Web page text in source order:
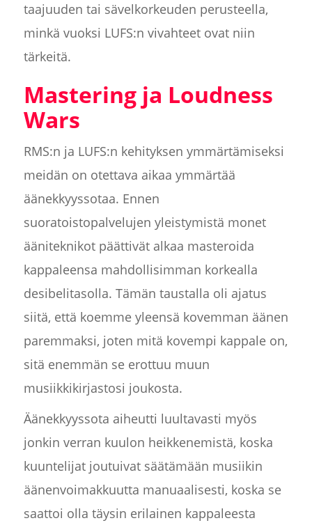
taajuuden tai sävelkorkeuden perusteella,
minkä vuoksi LUFS:n vivahteet ovat niin
tärkeitä.
Mastering ja Loudness
Wars
RMS:n ja LUFS:n kehityksen ymmärtämiseksi
meidän on otettava aikaa ymmärtää
äänekkyyssotaa. Ennen
suoratoistopalvelujen yleistymistä monet
ääniteknikot päättivät alkaa masteroida
kappaleensa mahdollisimman korkealla
desibelitasolla. Tämän taustalla oli ajatus
siitä, että koemme yleensä kovemman äänen
paremmaksi, joten mitä kovempi kappale on,
sitä enemmän se erottuu muun
musiikkikirjastosi joukosta.
Äänekkyyssota aiheutti luultavasti myös
jonkin verran kuulon heikkenemistä, koska
kuuntelijat joutuivat säätämään musiikin
äänenvoimakkuutta manuaalisesti, koska se
saattoi olla täysin erilainen kappaleesta